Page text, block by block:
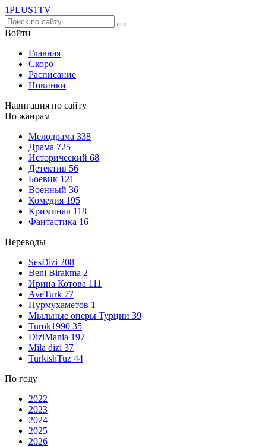
1PLUS1TV
Войти
Главная
Скоро
Расписание
Новинки
Навигация по сайту
По жанрам
Мелодрама 338
Драма 725
Исторический 68
Детектив 56
Боевик 121
Военный 36
Комедия 195
Криминал 118
Фантастика 16
Переводы
SesDizi 208
Beni Birakma 2
Ирина Котова 111
AveTurk 77
Нурмухаметов 1
Мыльные оперы Турции 39
Turok1990 35
DiziMania 197
Mila dizi 37
TurkishTuz 44
По году
2022
2023
2024
2025
2026